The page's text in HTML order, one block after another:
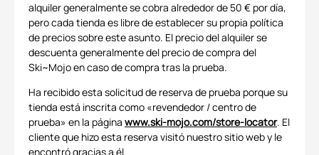
alquiler generalmente se cobra alrededor de 50 € por día,
pero cada tienda es libre de establecer su propia política
de precios sobre este asunto. El precio del alquiler se
descuenta generalmente del precio de compra del
Ski~Mojo en caso de compra tras la prueba.
Ha recibido esta solicitud de reserva de prueba porque su
tienda está inscrita como «revendedor / centro de
prueba» en la página www.ski-mojo.com/store-locator. El
cliente que hizo esta reserva visitó nuestro sitio web y le
encontró gracias a él.